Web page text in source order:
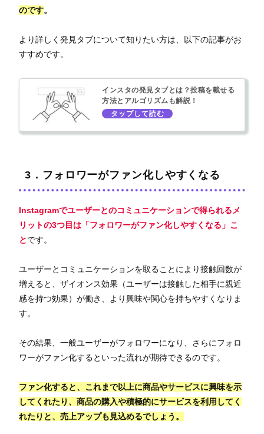
のです。
より詳しく発見タブについて知りたい方は、以下の記事がお
すすめです。
インスタの発見タブとは？投稿を載せる
方法とアルゴリズムも解説！
3．フォロワーがファン化しやすくなる
Instagramでユーザーとのコミュニケーションで得られるメ
リットの3つ目は「フォロワーがファン化しやすくなる」こ
とです。
ユーザーとコミュニケーションを取ることにより接触回数が
増えると、ザイオンス効果（ユーザーは接触した相手に親近
感を持つ効果）が働き、より興味や関心を持ちやすくなりま
す。
その結果、一般ユーザーがフォロワーになり、さらにフォロ
ワーがファン化するといった流れが期待できるのです。
ファン化すると、これまで以上に商品やサービスに興味を示
してくれたり、商品の購入や積極的にサービスを利用してく
れたりと、売上アップも見込めるでしょう。